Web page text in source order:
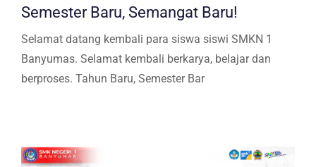
Semester Baru, Semangat Baru!
Selamat datang kembali para siswa siswi SMKN 1
Banyumas. Selamat kembali berkarya, belajar dan
berproses. Tahun Baru, Semester Bar